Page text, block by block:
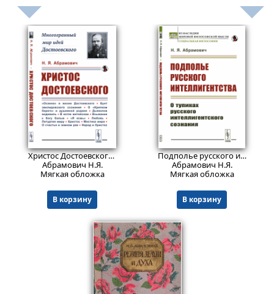
596
Христос Достоевского. Изд. стереотип.
Абрамович Н.Я.
Мягкая обложка
В корзину
506
Подполье русского интеллигентства: О тупиках русского интеллигентского сознания.
Абрамович Н.Я.
Мягкая обложка
В корзину